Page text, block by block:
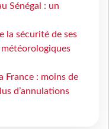
Sénégal : un
la sécurité de ses
France : moins de
d’annulations